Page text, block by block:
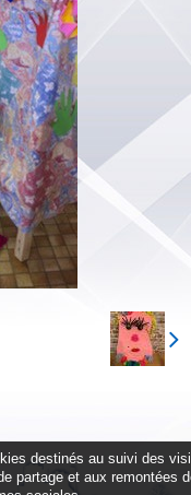
destinés au suivi des
partage et aux remontées